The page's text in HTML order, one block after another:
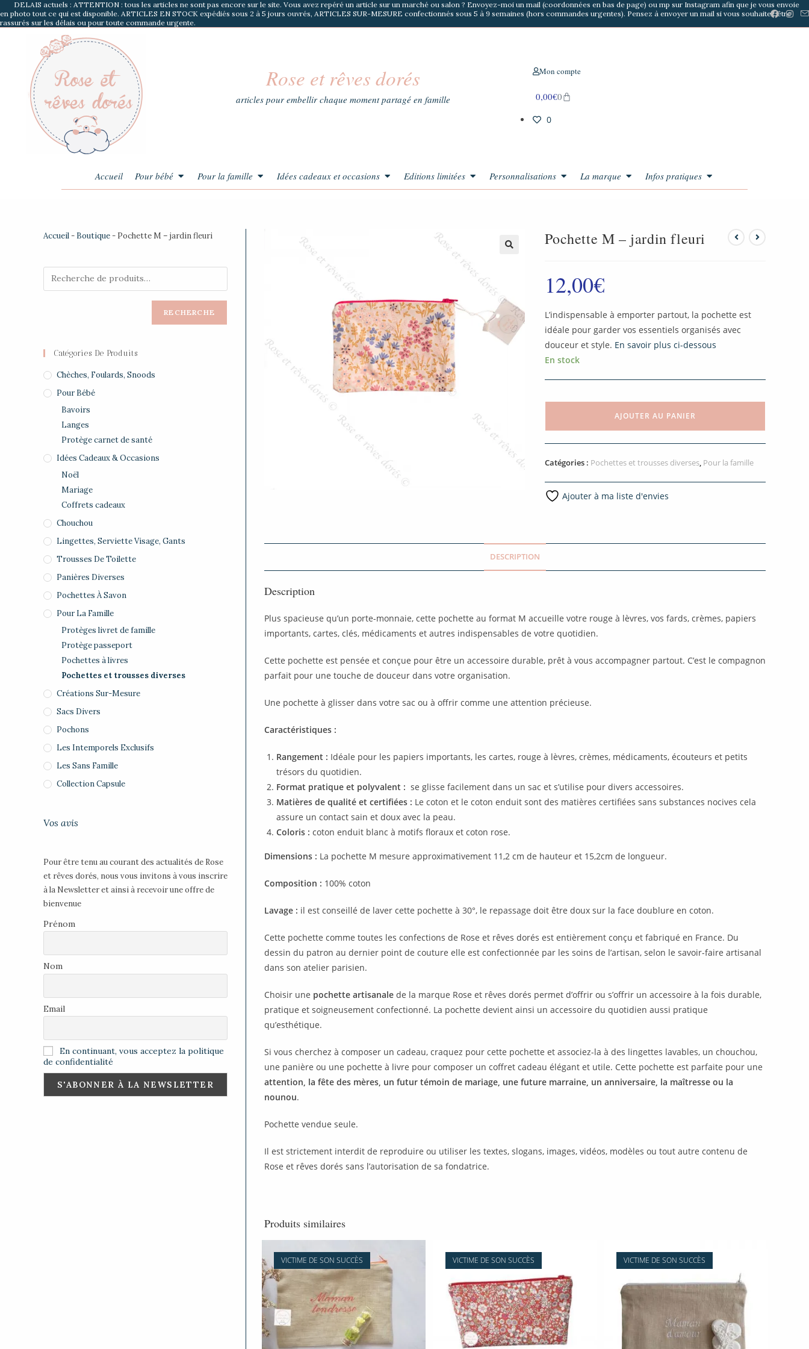
DELAIS actuels : ATTENTION : tous les articles ne sont pas encore sur le site. Vous avez repéré un article sur un marché ou salon ? Envoyez-moi un mail (coordonnées en bas de page) ou mp sur Instagram afin que je vous envoie
en photo tout ce qui est disponible. ARTICLES EN STOCK expédiés sous 2 à 5 jours ouvrés, ARTICLES SUR-MESURE confectionnés sous 5 à 9 semaines (hors commandes urgentes). Pensez à envoyer un mail si vous souhaitez être
rassurés sur les délais ou pour toute commande urgente.
Rose et rêves dorés
articles pour embellir chaque moment partagé en famille
Mon compte
0,00€0
0
Accueil Pour bébé Pour la famille Idées cadeaux et occasions Editions limitées Personnalisations La marque Infos pratiques
Pochette M – jardin fleuri
12,00€
L’indispensable à emporter partout, la pochette est
idéale pour garder vos essentiels organisés avec
douceur et style. En savoir plus ci-dessous
En stock
AJOUTER AU PANIER
Catégories : Pochettes et trousses diverses Pour la famille
Ajouter à ma liste d'envies
DESCRIPTION
Description
Plus spacieuse qu’un porte-monnaie, cette pochette au format M accueille votre rouge à lèvres, vos fards, crèmes, papiers
importants, cartes, clés, médicaments et autres indispensables de votre quotidien.
Cette pochette est pensée et conçue pour être un accessoire durable, prêt à vous accompagner partout. C’est le compagnon
parfait pour une touche de douceur dans votre organisation.
Une pochette à glisser dans votre sac ou à offrir comme une attention précieuse.
Caractéristiques :
Rangement : Idéale pour les papiers importants, les cartes, rouge à lèvres, crèmes, médicaments, écouteurs et petits
trésors du quotidien.
Format pratique et polyvalent : se glisse facilement dans un sac et s’utilise pour divers accessoires.
Matières de qualité et certifiées : Le coton et le coton enduit sont des matières certifiées sans substances nocives cela
assure un contact sain et doux avec la peau.
Coloris : coton enduit blanc à motifs floraux et coton rose.
Dimensions : La pochette M mesure approximativement 11,2 cm de hauteur et 15,2cm de longueur.
Composition : 100% coton
Lavage : il est conseillé de laver cette pochette à 30°, le repassage doit être doux sur la face doublure en coton.
Cette pochette comme toutes les confections de Rose et rêves dorés est entièrement conçu et fabriqué en France. Du
dessin du patron au dernier point de couture elle est confectionnée par les soins de l’artisan, selon le savoir-faire artisanal
dans son atelier parisien.
Choisir une pochette artisanale de la marque Rose et rêves dorés permet d’offrir ou s’offrir un accessoire à la fois durable,
pratique et soigneusement confectionné. La pochette devient ainsi un accessoire du quotidien aussi pratique
qu’esthétique.
Si vous cherchez à composer un cadeau, craquez pour cette pochette et associez-la à des lingettes lavables, un chouchou,
une panière ou une pochette à livre pour composer un coffret cadeau élégant et utile. Cette pochette est parfaite pour une
attention, la fête des mères, un futur témoin de mariage, une future marraine, un anniversaire, la maîtresse ou la
nounou.
Pochette vendue seule.
Il est strictement interdit de reproduire ou utiliser les textes, slogans, images, vidéos, modèles ou tout autre contenu de
Rose et rêves dorés sans l’autorisation de sa fondatrice.
Produits similaires
VICTIME DE SON SUCCÈS VICTIME DE SON SUCCÈS VICTIME DE SON SUCCÈS
Accueil - Boutique - Pochette M – jardin fleuri
RECHERCHE
Catégories De Produits
Chèches, Foulards, Snoods
Pour Bébé
Bavoirs
Langes
Protège carnet de santé
Idées Cadeaux & Occasions
Noël
Mariage
Coffrets cadeaux
Chouchou
Lingettes, Serviette Visage, Gants
Trousses De Toilette
Panières Diverses
Pochettes À Savon
Pour La Famille
Protèges livret de famille
Protège passeport
Pochettes à livres
Pochettes et trousses diverses
Créations Sur-Mesure
Sacs Divers
Pochons
Les Intemporels Exclusifs
Les Sans Famille
Collection Capsule
Vos avis
Pour être tenu au courant des actualités de Rose
et rêves dorés, nous vous invitons à vous inscrire
à la Newsletter et ainsi à recevoir une offre de
bienvenue
Prénom
Nom
Email
En continuant, vous acceptez la politique
de confidentialité